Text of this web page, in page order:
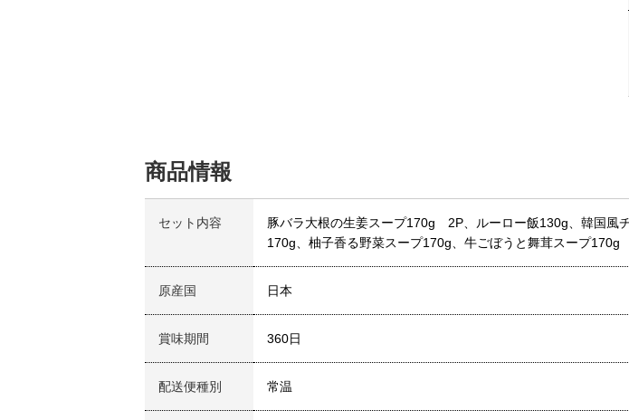
商品情報
セット内容
豚バラ大根の生姜スープ170g 2P、ルーロー飯130g、韓国風
170g、柚子香る野菜スープ170g、牛ごぼうと舞茸スープ
原産国 日本
賞味期間 360日
配送便種別 常温